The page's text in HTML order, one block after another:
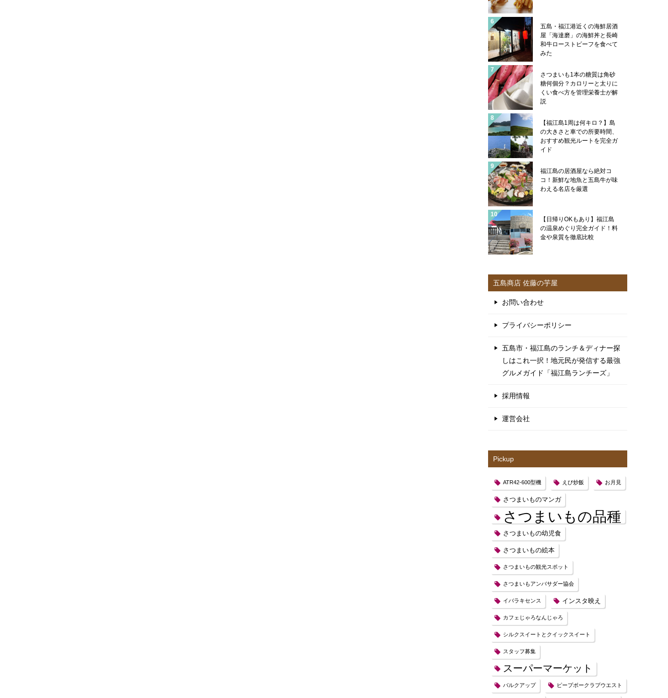
五島・福江港近くの海鮮居酒
屋「海達磨」の海鮮丼と長崎
和牛ローストビーフを食べて
みた
さつまいも1本の糖質は角砂
糖何個分？カロリーと太りに
くい食べ方を管理栄養士が解
説
【福江島1周は何キロ？】島
の大きさと車での所要時間、
おすすめ観光ルートを完全ガ
イド
福江島の居酒屋なら絶対コ
コ！新鮮な地魚と五島牛が味
わえる名店を厳選
【日帰りOKもあり】福江島
の温泉めぐり完全ガイド！料
金や泉質を徹底比較
五島商店 佐藤の芋屋
お問い合わせ
プライバシーポリシー
五島市・福江島のランチ＆ディナー探
しはこれ一択！地元民が発信する最強
グルメガイド「福江島ランチーズ」
採用情報
運営会社
Pickup
ATR42-600型機 えび炒飯 お月見
さつまいものマンガ
さつまいもの品種
さつまいもの幼児食
さつまいもの絵本
さつまいもの観光スポット
さつまいもアンバサダー協会
イバラキセンス インスタ映え
カフェじゃろなんじゃろ
シルクスイートとクイックスイート
スタッフ募集
スーパーマーケット
バルクアップ ピープボークラブウエスト